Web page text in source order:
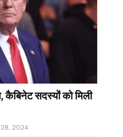
कैबिनेट सदस्यों को मिली
2024